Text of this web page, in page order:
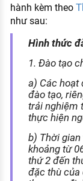
hành kèm theo
như sau:
Hình thức
1. Đào tạo
a) Các hoạt
đào tạo,
trải nghiệm
thực hiện
b) Thời
khoảng từ
thứ 2 đến
đặc thù